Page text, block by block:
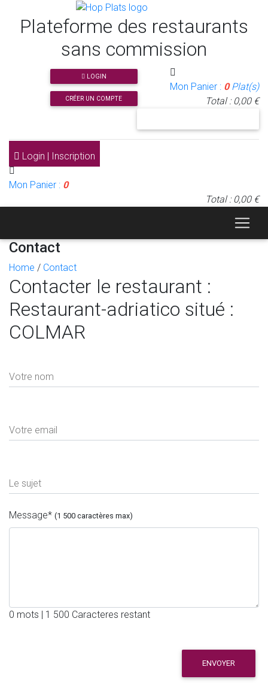
Plateforme des restaurants
sans commission
LOGIN
CRÉER UN COMPTE
Mon Panier : 0Plat(s)
Total : 0,00 €
Login | Inscription
Mon Panier : 0
Total : 0,00 €
Contact
Home / Contact
Contacter le restaurant :
Restaurant-adriatico situé :
COLMAR
Votre nom
Votre email
Le sujet
Message* (1 500 caractères max)
0 mots | 1 500 Caracteres restant
ENVOYER